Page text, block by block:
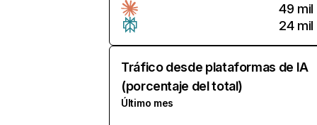
49 mil
24 mil
Tráfico desde plataformas de IA
(porcentaje del total)
Último mes